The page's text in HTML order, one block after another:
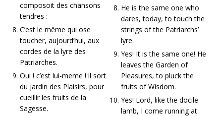
composoit des chansons
tendres :
C’est le même qui ose
toucher, aujourd’hui, aux
cordes de la lyre des
Patriarches.
Oui ! c’est lui-meme ! il sort
du jardin des Plaisirs, pour
cueillir les fruits de la
Sagesse.
He is the same one who
dares, today, to touch the
strings of the Patriarchs’
lyre.
Yes! It is the same one! He
leaves the Garden of
Pleasures, to pluck the
fruits of Wisdom.
Yes! Lord, like the docile
lamb, I come running at